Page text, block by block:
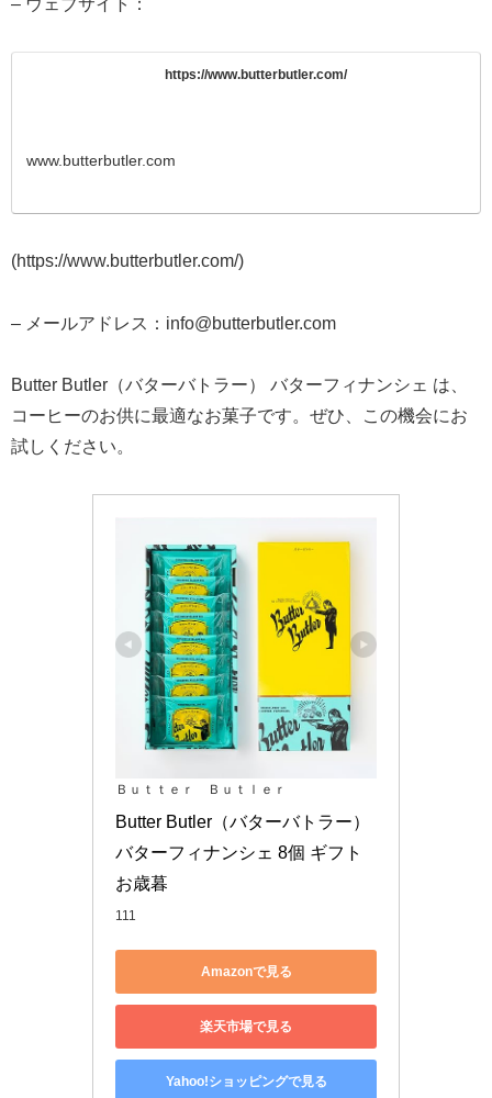
– ウェブサイト：
https://www.butterbutler.com/
www.butterbutler.com
(https://www.butterbutler.com/)
– メールアドレス：info@butterbutler.com
Butter Butler（バターバトラー） バターフィナンシェ は、
コーヒーのお供に最適なお菓子です。ぜひ、この機会にお
試しください。
Ｂｕｔｔｅｒ Ｂｕｔｌｅｒ
Butter Butler（バターバトラー）
バターフィナンシェ 8個 ギフト
お歳暮
111
Amazonで見る
楽天市場で見る
Yahoo!ショッピングで見る